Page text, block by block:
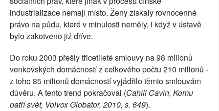
industrializace nemají místo. Ženy získaly rovnocenné
právo na půdu, které v minulosti neměly, i když v ústavě
bylo zakotveno již dříve.
Do roku 2003 přešly třicetileté smlouvy na 98 milionů
venkovských domácností z celkového počtu 210 milionů -
z toho 85 milionů domácností vyjádřilo těmto smlouvám
důvěru. A tento trend pokračoval (Cahill Cavin, Komu
patří svět, Volvox Globator, 2010, s. 649).